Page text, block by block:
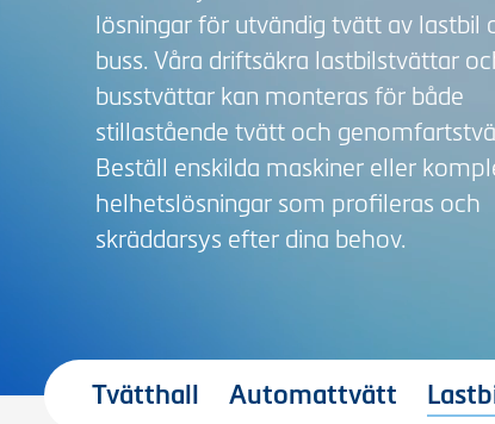
lösningar för utvändig tvätt av lastbil
buss. Våra driftsäkra lastbilstvättar
busstvättar kan monteras för både
stillastående tvätt och
Beställ enskilda maskiner eller
helhetslösningar som profileras och
skräddarsys efter dina behov.
Tvätthall Automattvätt